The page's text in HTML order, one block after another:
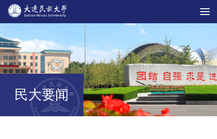
民大要闻